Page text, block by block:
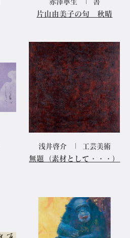
赤澤寧生 書
片山由美子の句 秋晴
浅井啓介 工芸美術
無題（素材として・・・）